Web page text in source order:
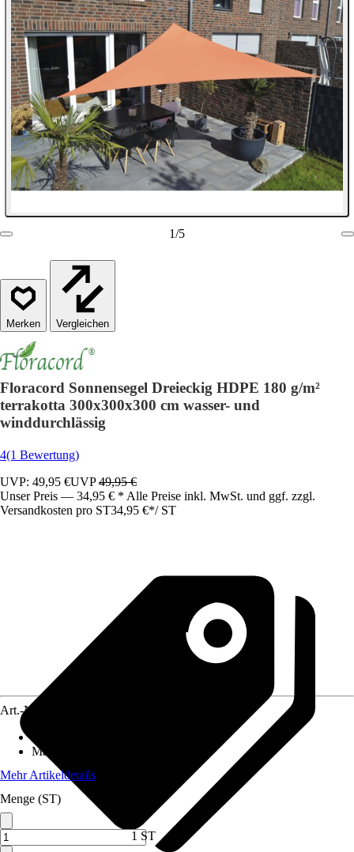
1/5
Vergleichen
Floracord Sonnensegel Dreieckig HDPE 180 g/m²
terrakotta 300x300x300 cm wasser- und
winddurchlässig
4(1 Bewertung)
UVP: 49,95 €UVP49,95 €
Unser Preis — 34,95 € * Alle Preise inkl. MwSt. und ggf. zzgl.
Versandkosten pro ST34,95 €*/ ST
Art.-Nr.
Maße
Mehr Artikeldetails
Menge (ST)
1 ST